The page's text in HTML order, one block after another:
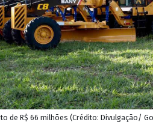
de R$ 66 milhões (Crédito: Divulgação/